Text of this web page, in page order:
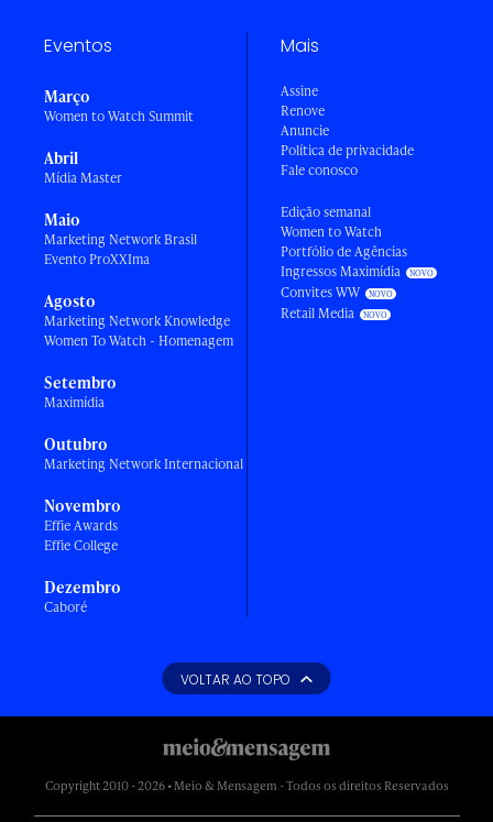
Eventos
Março
Women to Watch Summit
Abril
Mídia Master
Maio
Marketing Network Brasil
Evento ProXXIma
Agosto
Marketing Network Knowledge
Women To Watch - Homenagem
Setembro
Maximídia
Outubro
Marketing Network Internacional
Novembro
Effie Awards
Effie College
Dezembro
Caboré
Mais
Assine
Renove
Anuncie
Política de privacidade
Fale conosco
Edição semanal
Women to Watch
Portfólio de Agências
Ingressos Maximídia
Convites WW
Retail Media
VOLTAR AO TOPO
Copyright 2010 - 2026 • Meio & Mensagem - Todos os direitos Reservados